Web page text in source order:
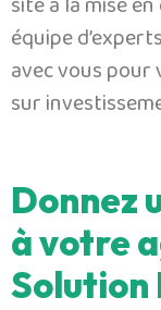
site à la mise
équipe
avec vous
sur
Donnez
à votre
Solution